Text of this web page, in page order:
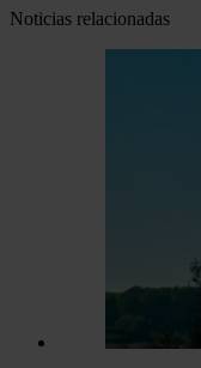
Noticias relacionadas